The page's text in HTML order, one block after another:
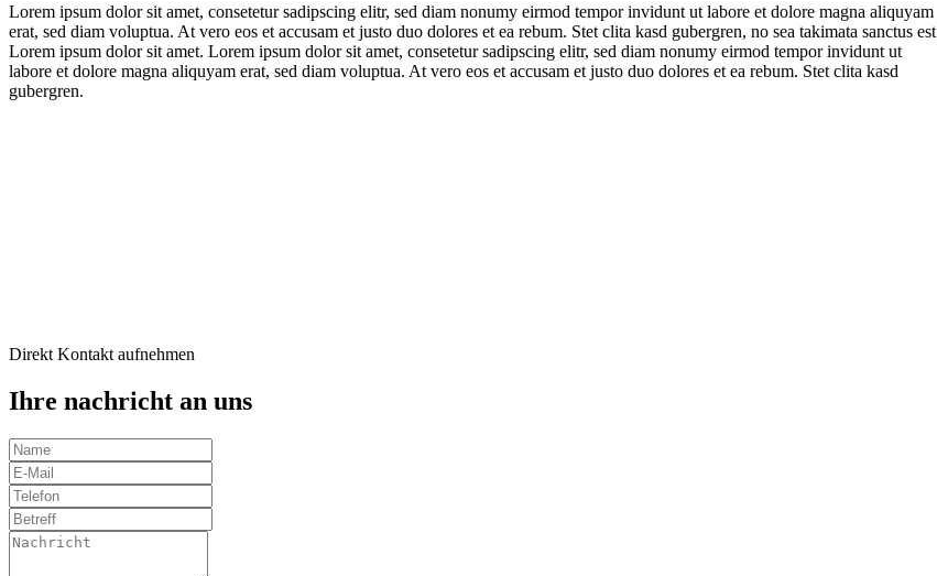
Lorem ipsum dolor sit amet, consetetur sadipscing elitr, sed diam nonumy eirmod tempor invidunt ut labore et dolore magna aliquyam
erat, sed diam voluptua. At vero eos et accusam et justo duo dolores et ea rebum. Stet clita kasd gubergren, no sea takimata sanctus est
Lorem ipsum dolor sit amet. Lorem ipsum dolor sit amet, consetetur sadipscing elitr, sed diam nonumy eirmod tempor invidunt ut
labore et dolore magna aliquyam erat, sed diam voluptua. At vero eos et accusam et justo duo dolores et ea rebum. Stet clita kasd
gubergren.
Direkt Kontakt aufnehmen
Ihre nachricht an uns